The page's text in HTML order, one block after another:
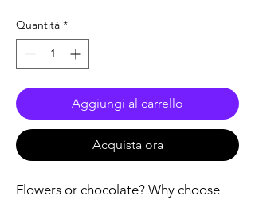
Quantità *
Aggiungi al carrello
Acquista ora
Flowers or chocolate? Why choose